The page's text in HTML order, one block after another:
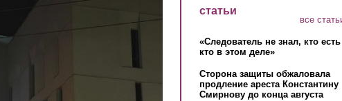
статьи
все
«Следователь не знал, кто есть
кто в этом деле»
Сторона защиты обжаловала
продление ареста Константину
Смирнову до конца августа